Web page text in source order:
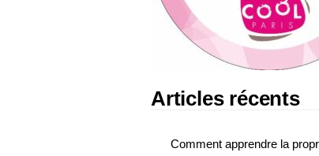
Articles récents
Comment apprendre la